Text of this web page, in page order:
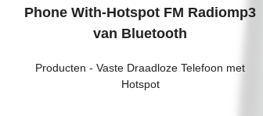
Phone With-Hotspot FM Radiomp3
van Bluetooth
Producten - Vaste Draadloze Telefoon met
Hotspot